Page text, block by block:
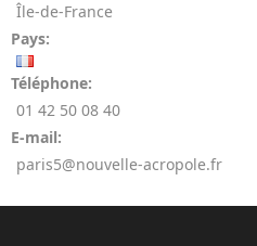
Île-de-France
Pays:
Téléphone:
01 42 50 08 40
E-mail:
paris5@nouvelle-acropole.fr